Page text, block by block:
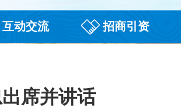
互动交流 招商引资
席并讲话